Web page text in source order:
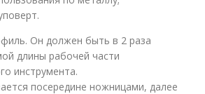
Он должен быть в 2 раза
длины рабочей части
инструмента.
посередине ножницами, далее